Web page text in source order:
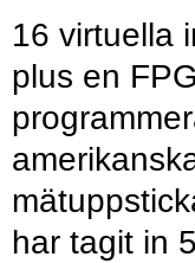
16 virtuella
plus en
har tagit in